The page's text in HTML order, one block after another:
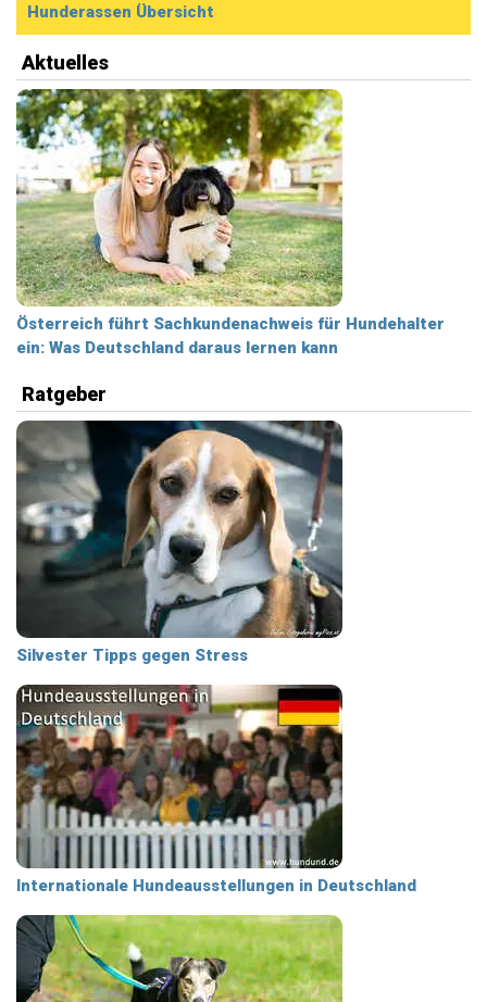
Hunderassen Übersicht
Aktuelles
Österreich führt Sachkundenachweis für Hundehalter
ein: Was Deutschland daraus lernen kann
Ratgeber
Silvester Tipps gegen Stress
Internationale Hundeausstellungen in Deutschland